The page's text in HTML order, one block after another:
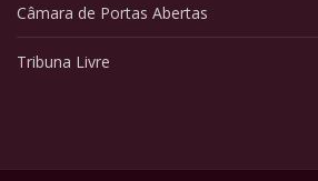
Câmara de Portas Abertas
Tribuna Livre